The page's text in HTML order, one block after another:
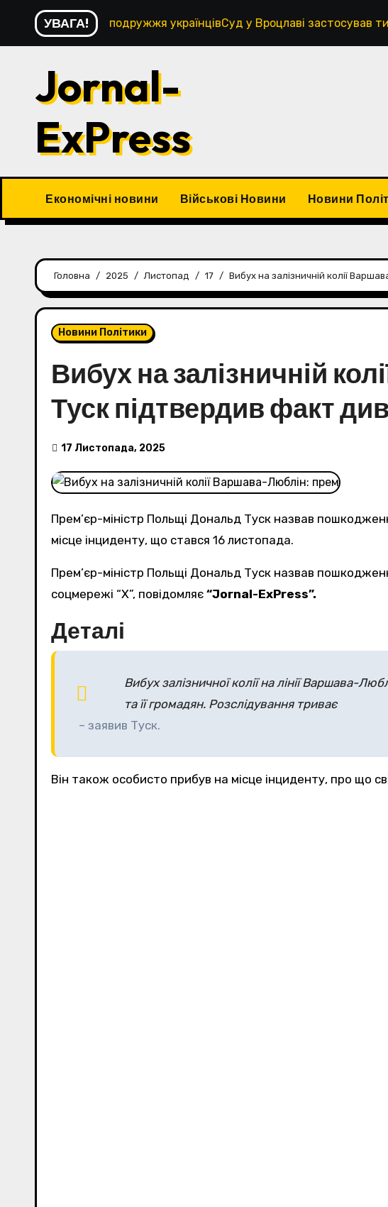
Перейти
контенту
УВАГА!
подружжя українцівСуд у Вроцлаві застосував
Jornal-
ExPress
Економічні новини Військові Новини Новини
Головна 2025 Листопад 17 Вибух на залізничній колії
Новини Політики
Вибух на залізничній
Туск підтвердив факт
17 Листопада, 2025
Прем’єр-міністр Польщі Дональд Туск назвав
місце інциденту, що стався 16 листопада.
Прем’єр-міністр Польщі Дональд Туск назвав
соцмережі “Х”, повідомляє “Jornal-ExPress”.
Деталі
Вибух залізничної колії на лінії Варшава-
та її громадян. Розслідування триває
– заявив Туск.
Він також особисто прибув на місце інциденту, про що